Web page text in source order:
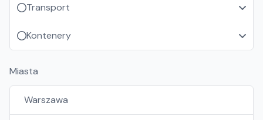
Transport
Kontenery
Miasta
Warszawa